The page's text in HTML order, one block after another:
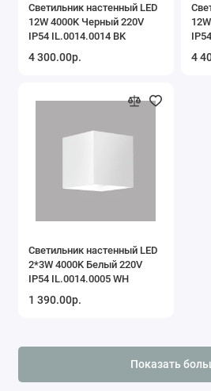
Светильник настенный LED
12W 4000K Черный 220V
IP54 IL.0014.0014 BK
4 300.00р. 4
Светильник настенный LED
2*3W 4000K Белый 220V
IP54 IL.0014.0005 WH
1 390.00р.
Показать